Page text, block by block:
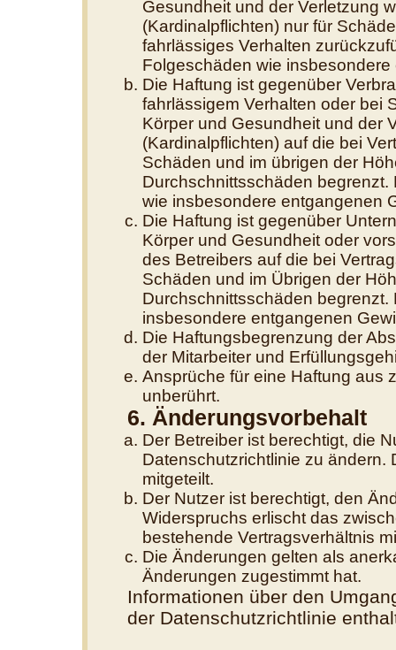
Gesundheit und der Verletzung
(Kardinalpflichten) nur für
fahrlässiges Verhalten
Folgeschäden wie
Die Haftung ist gegenüber
fahrlässigem Verhalten oder bei
Körper und Gesundheit und der
(Kardinalpflichten) auf die bei
Schäden und im übrigen der
Durchschnittsschäden
wie insbesondere entgangenen
Die Haftung ist gegenüber
Körper und Gesundheit oder
des Betreibers auf die bei
Schäden und im Übrigen der
Durchschnittsschäden
insbesondere entgangenen
Die Haftungsbegrenzung der
der Mitarbeiter und
Ansprüche für eine Haftung aus
unberührt.
6. Änderungsvorbehalt
Der Betreiber ist berechtigt, die
Datenschutzrichtlinie zu ändern.
mitgeteilt.
Der Nutzer ist berechtigt, den
Widerspruchs erlischt das
bestehende Vertragsverhältnis
Die Änderungen gelten als
Änderungen zugestimmt hat.
Informationen über den
der Datenschutzrichtlinie